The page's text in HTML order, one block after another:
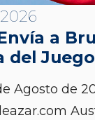
a
del
Agosto de